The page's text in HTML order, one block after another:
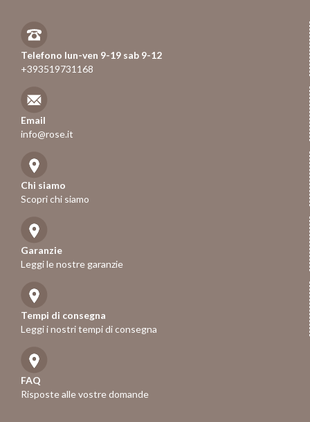
Telefono lun-ven 9-19 sab 9-12
+393519731168
Email
info@rose.it
Chi siamo
Scopri chi siamo
Garanzie
Leggi le nostre garanzie
Tempi di consegna
Leggi i nostri tempi di consegna
FAQ
Risposte alle vostre domande